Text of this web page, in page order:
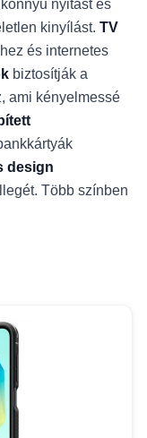
nyitást és
kinyílást. TV
és internetes
biztosítják a
ami kényelmessé
design
Több színben